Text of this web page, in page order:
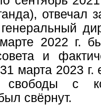
отвечал
2022 г.
и
марта 2023 г.
с
свёрнут.